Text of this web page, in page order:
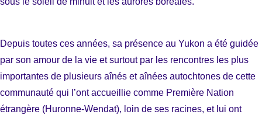
Depuis toutes ces années, sa présence au Yukon a été guidée
par son amour de la vie et surtout par les rencontres les plus
importantes de plusieurs aînés et aînées autochtones de cette
communauté qui l’ont accueillie comme Première Nation
étrangère (Huronne-Wendat), loin de ses racines, et lui ont